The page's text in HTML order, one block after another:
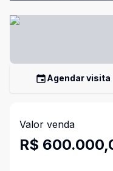
Agendar visita
Valor venda
R$